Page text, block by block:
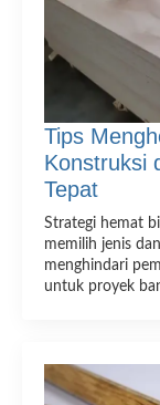
Tips
Konstruksi
Tepat
Strategi hemat
memilih jenis
menghindari
untuk proyek